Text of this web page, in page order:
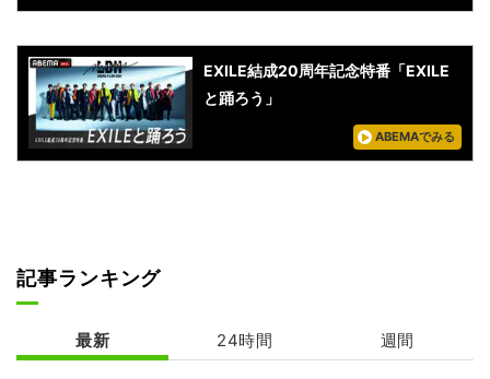
EXILE結成20周年記念特番「EXILE
と踊ろう」
ABEMAでみる
記事ランキング
最新 24時間 週間